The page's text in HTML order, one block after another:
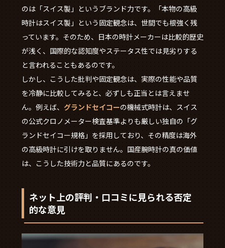
のは「スイス製」というブランド力です。「本物の高級
時計はスイス製」という固定観念は、世間でも根強く残
っています。そのため、日本の時計メーカーは比較的歴史
が浅く、国際的な認知度やステータス性では見劣りする
と言われることもあるのです。
しかし、こうした批判や固定観念は、実際の性能や品質
を冷静に比較してみると、必ずしも正当とは言えませ
ん。例えば、 グランドセイコーの機械式時計は、スイス
の公式クロノメーター検査基準よりも厳しい独自の「グ
ランドセイコー規格」を採用しており、その精度は海外
の高級時計に引けを取りません。国産腕時計の真の価値
は、こうした技術力と品質にあるのです。
ネット上の評判・口コミに見られる否定
的な意見